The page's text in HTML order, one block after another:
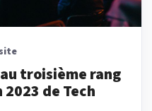
troisième rang
de Tech